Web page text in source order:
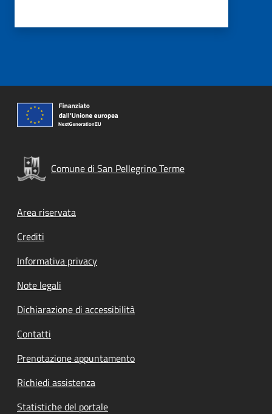
Comune di San Pellegrino Terme
Footer menu
Area riservata
Crediti
Informativa privacy
Note legali
Dichiarazione di accessibilità
Contatti
Prenotazione appuntamento
Richiedi assistenza
Statistiche del portale